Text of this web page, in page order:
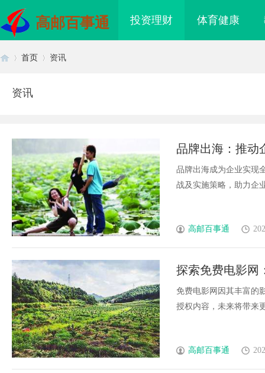
高邮百事通 投资理财 体育健康
首页 资讯
资讯
品牌出海：推动
品牌出海成为企业实现
战及实施策略，助力企
高邮百事通
探索免费电影网
择
免费电影网因其丰富的
授权内容，未来将带来
高邮百事通
型材厂家在现代制造
发展趋势
买高品质漂亮衣服，去南油大仓